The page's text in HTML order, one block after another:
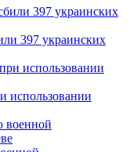
397 украинских
использовании